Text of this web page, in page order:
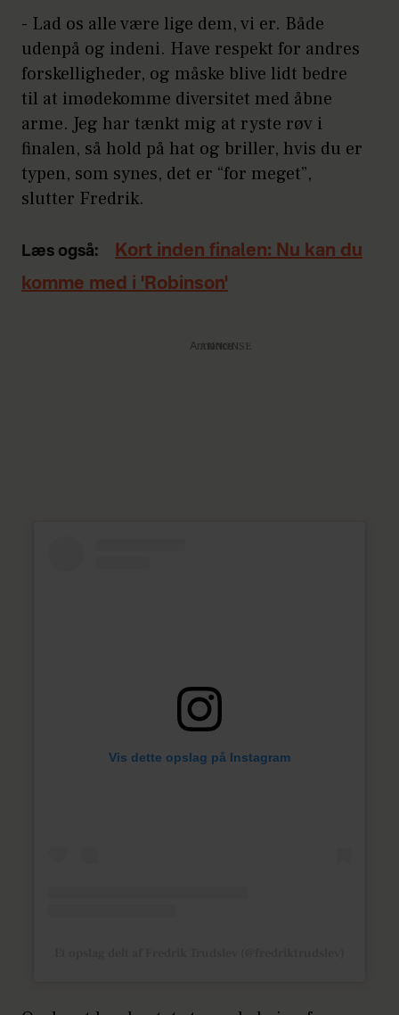
- Lad os alle være lige dem, vi er. Både
udenpå og indeni. Have respekt for andres
forskelligheder, og måske blive lidt bedre
til at imødekomme diversitet med åbne
arme. Jeg har tænkt mig at ryste røv i
finalen, så hold på hat og briller, hvis du er
typen, som synes, det er “for meget”,
slutter Fredrik.
Læs også:
Kort inden finalen: Nu kan du
komme med i 'Robinson'
Annonce
Vis dette opslag på Instagram